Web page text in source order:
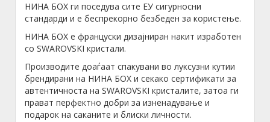
НИНА БОХ ги поседува сите ЕУ сигурносни
стандарди и е беспрекорно безбеден за користење.
НИНА БОХ е француски дизајниран накит изработен
со SWAROVSKI кристали.
Производите доаѓаат спакувани во луксузни кутии
брендирани на НИНА БОХ и секако сертификати за
автентичноста на SWAROVSKI кристалите, затоа ги
прават перфектно добри за изненадување и
подарок на саканите и блиски личности.